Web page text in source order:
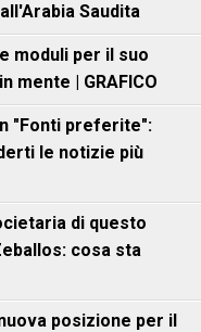
Saudita
moduli per il suo
mente | GRAFICO
"Fonti preferite":
le notizie più
di questo
cosa sta
posizione per il